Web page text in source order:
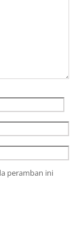
peramban ini